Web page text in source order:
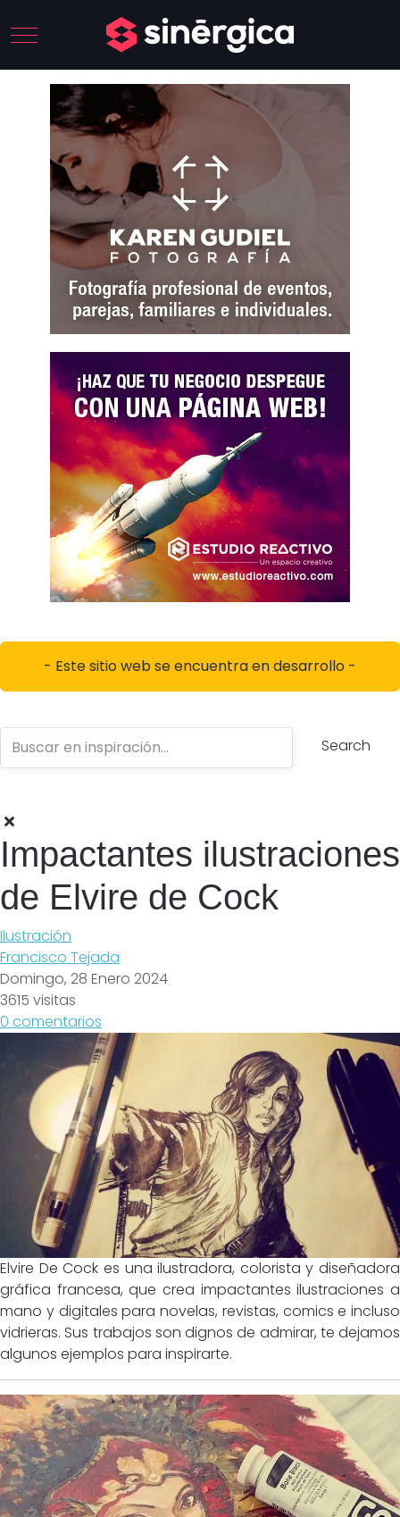
Mobile Menu Toggle
- Este sitio web se encuentra en desarrollo -
Search
Impactantes ilustraciones
de Elvire de Cock
Ilustración
Francisco Tejada
Domingo, 28 Enero 2024
3615 visitas
0 comentarios
Elvire De Cock es una ilustradora, colorista y diseñadora
gráfica francesa, que crea impactantes ilustraciones a
mano y digitales para novelas, revistas, comics e incluso
vidrieras. Sus trabajos son dignos de admirar, te dejamos
algunos ejemplos para inspirarte.